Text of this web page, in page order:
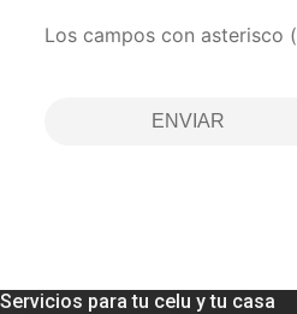
Los campos con asterisco (
ENVIAR
Servicios para tu celu y tu casa